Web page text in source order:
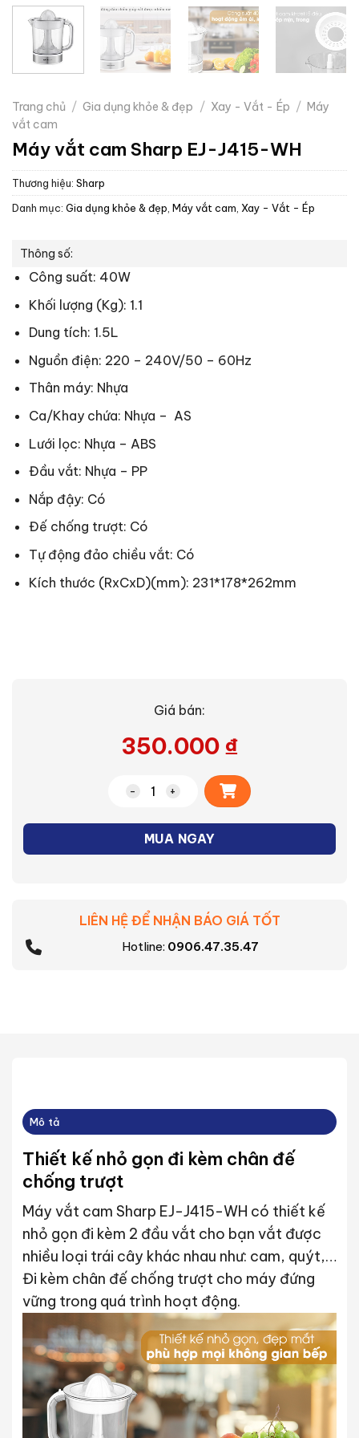
Trang chủ / Gia dụng khỏe & đẹp / Xay - Vắt - Ép / Máy
vắt cam
Máy vắt cam Sharp EJ-J415-WH
Thương hiệu: Sharp
Danh mục: Gia dụng khỏe & đẹp, Máy vắt cam, Xay - Vắt - Ép
Thông số:
Công suất: 40W
Khối lượng (Kg): 1.1
Dung tích: 1.5L
Nguồn điện: 220 – 240V/50 – 60Hz
Thân máy: Nhựa
Ca/Khay chứa: Nhựa – AS
Lưới lọc: Nhựa – ABS
Đầu vắt: Nhựa – PP
Nắp đậy: Có
Đế chống trượt: Có
Tự động đảo chiều vắt: Có
Kích thước (RxCxD)(mm): 231*178*262mm
Giá bán:
350.000 ₫
Máy vắt cam Sharp EJ-J415-WH số
MUA NGAY
Alternative:
LIÊN HỆ ĐỂ NHẬN BÁO GIÁ TỐT
Hotline: 0906.47.35.47
Mô tả
Thiết kế nhỏ gọn đi kèm chân đế
chống trượt
Máy vắt cam Sharp EJ-J415-WH có thiết kế
nhỏ gọn đi kèm 2 đầu vắt cho bạn vắt được
nhiều loại trái cây khác nhau như: cam, quýt,…
Đi kèm chân đế chống trượt cho máy đứng
vững trong quá trình hoạt động.